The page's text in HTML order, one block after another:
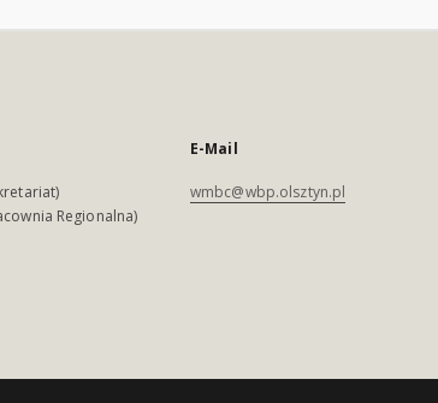
Regionalna)
E-Mail
wmbc@wbp.olsztyn.pl